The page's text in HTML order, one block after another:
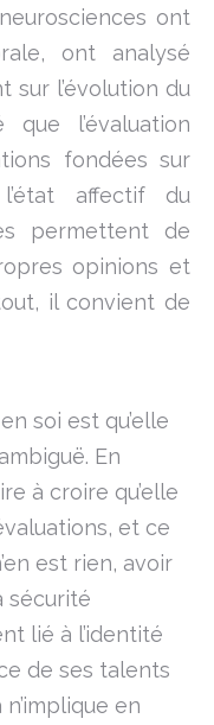
ont
ont analysé
sur l’évolution du
l’évaluation
fondées sur
affectif du
permettent de
opinions et
il convient de
soi est qu’elle
En
à croire qu’elle
et ce
est rien, avoir
sécurité
lié à l’identité
de ses talents
en